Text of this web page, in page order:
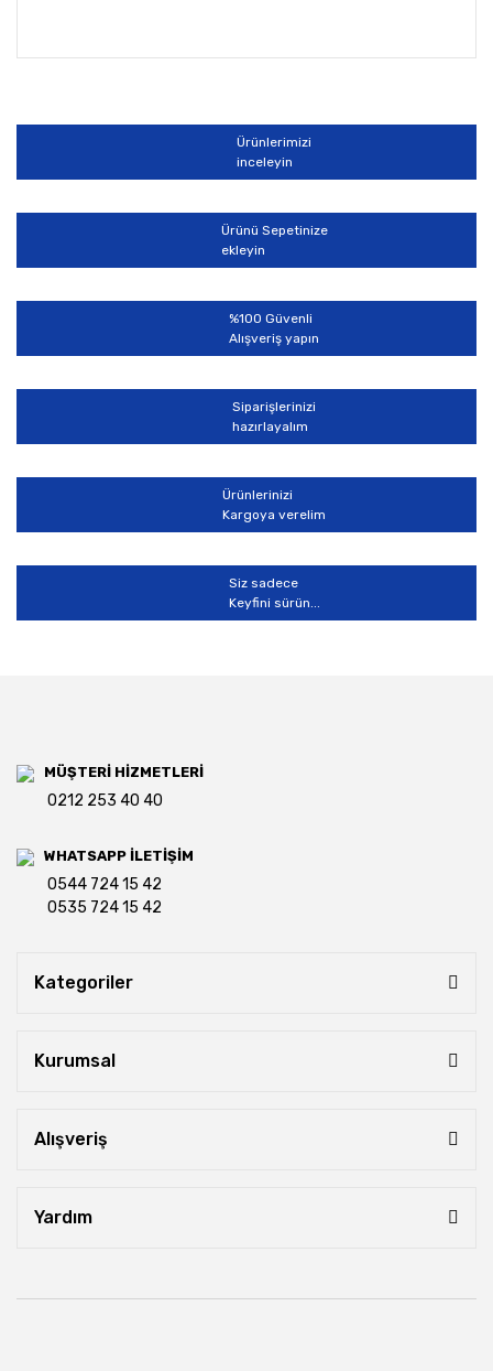
Yorum Yaz
Bu ürünün fiyat bilgisi, resim, ürün açıklamalarında ve
Görüş ve önerileriniz için teşekkür ederiz.
Ürün resmi kalitesiz, bozuk veya görüntülenemiyor.
Ürün açıklamasında eksik bilgiler bulunuyor.
Ürün bilgilerinde hatalar bulunuyor.
Ürün fiyatı diğer sitelerden daha pahalı.
Bu ürüne benzer farklı alternatifler olmalı.
Gönder
Ürünlerimizi
inceleyin
Ürünü Sepetinize
ekleyin
%100 Güvenli
Alışveriş yapın
Siparişlerinizi
hazırlayalım
Ürünlerinizi
Kargoya verelim
Siz sadece
Keyfini sürün...
MÜŞTERİ HİZMETLERİ
0212 253 40 40
WHATSAPP İLETİŞİM
0544 724 15 42
0535 724 15 42
Kategoriler
Kurumsal
Alışveriş
Yardım